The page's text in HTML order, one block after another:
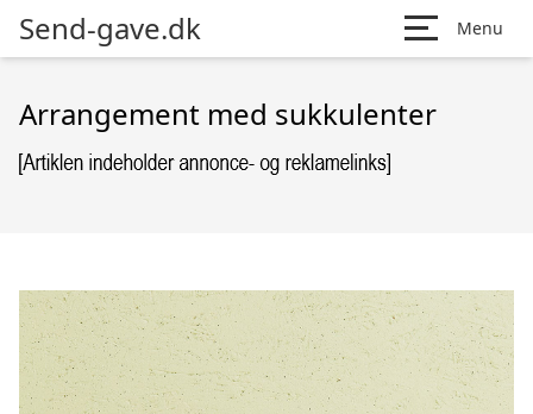
Send-gave.dk Menu
Arrangement med sukkulenter